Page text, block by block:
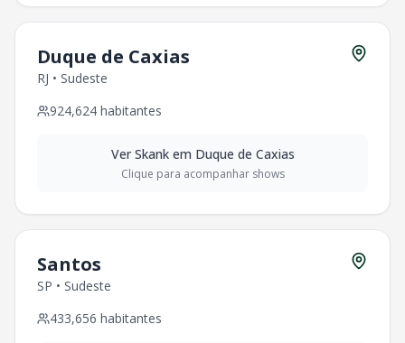
Siga a OTicket nas redes sociais para ficar por dentro dos
Facebook
Instagram
Duque de Caxias
RJ • Sudeste
924,624 habitantes
VerSkankem Duque de Caxias
Clique para acompanhar shows
Santos
SP • Sudeste
433,656 habitantes